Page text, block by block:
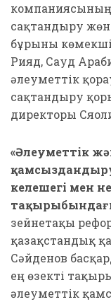
компаниясының
сақтандыру
бұрынғы
Рияд, Сауд
әлеуметтік
сақтандыру
директоры
«Әлеуметтік
келешегі мен
зейнетақы
қазақстандық
Сәйденов
ең өзекті
әлеуметтік